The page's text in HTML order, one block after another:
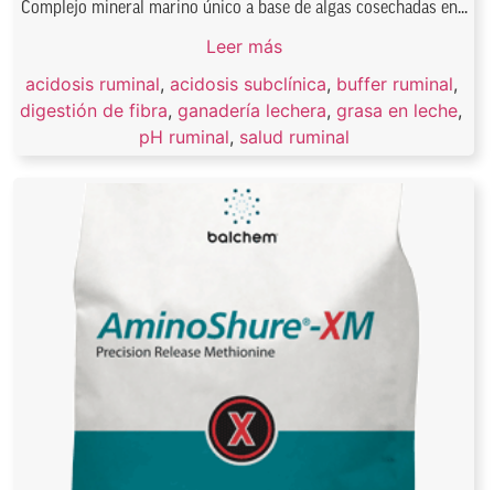
Complejo mineral marino único a base de algas cosechadas en...
Leer más
acidosis ruminal, acidosis subclínica, buffer ruminal,
digestión de fibra, ganadería lechera, grasa en leche,
pH ruminal, salud ruminal